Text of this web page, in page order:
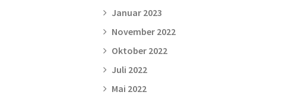
Januar 2023
November 2022
Oktober 2022
Juli 2022
Mai 2022